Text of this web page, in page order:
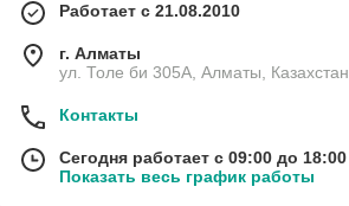
Работает с 21.08.2010
г. Алматы
ул. Толе би 305А, Алматы, Казахстан
Контакты
Сегодня работает с 09:00 до 18:00
Показать весь график работы